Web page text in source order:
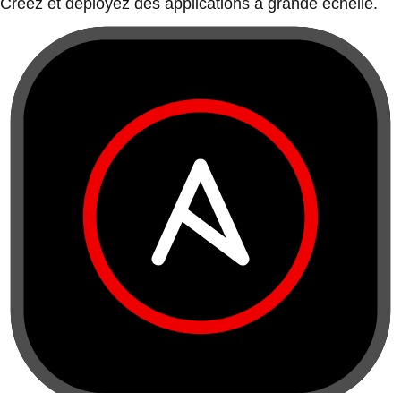
Créez et déployez des applications à grande échelle.